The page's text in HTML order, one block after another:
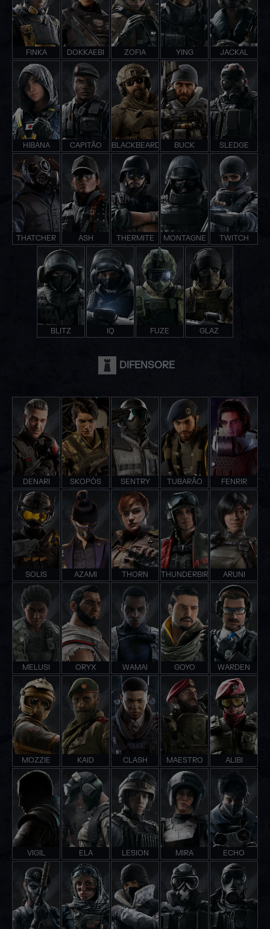
FINKA DOKKAEBI ZOFIA YING JACKAL
HIBANA CAPITÃO BLACKBEARD BUCK SLEDGE
THATCHER ASH THERMITE MONTAGNE TWITCH
BLITZ IQ FUZE GLAZ
DIFENSORE
DENARI SKOPÓS SENTRY TUBARÃO FENRIR
SOLIS AZAMI THORN THUNDERBIRD ARUNI
MELUSI ORYX WAMAI GOYO WARDEN
MOZZIE KAID CLASH MAESTRO ALIBI
VIGIL ELA LESION MIRA ECHO